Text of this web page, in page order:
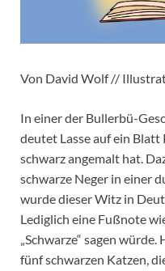
Von David Wolf //
In einer der Bullerbü-
deutet Lasse auf ein Blatt
schwarz angemalt hat.
schwarze Neger in einer
wurde dieser Witz in
Lediglich eine Fußnote
„Schwarze“ sagen
fünf schwarzen Katzen,